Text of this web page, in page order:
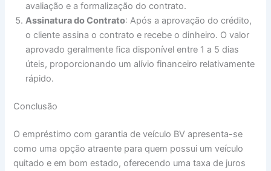
avaliação e a formalização do contrato.
Assinatura do Contrato: Após a aprovação do crédito,
o cliente assina o contrato e recebe o dinheiro. O valor
aprovado geralmente fica disponível entre 1 a 5 dias
úteis, proporcionando um alívio financeiro relativamente
rápido.
Conclusão
O empréstimo com garantia de veículo BV apresenta-se
como uma opção atraente para quem possui um veículo
quitado e em bom estado, oferecendo uma taxa de juros